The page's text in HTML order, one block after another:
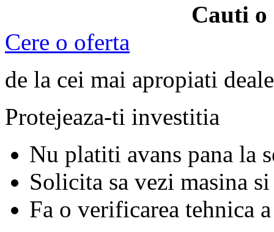
Cauti o
Cere o oferta
de la cei mai apropiati
Protejeaza-ti investitia
Nu platiti avans pana la
Solicita sa vezi masina si
Fa o verificarea tehnica